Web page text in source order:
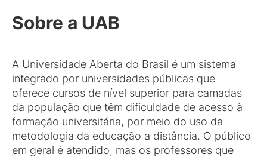
Sobre a UAB
A Universidade Aberta do Brasil é um sistema
integrado por universidades públicas que
oferece cursos de nível superior para camadas
da população que têm dificuldade de acesso à
formação universitária, por meio do uso da
metodologia da educação a distância. O público
em geral é atendido, mas os professores que